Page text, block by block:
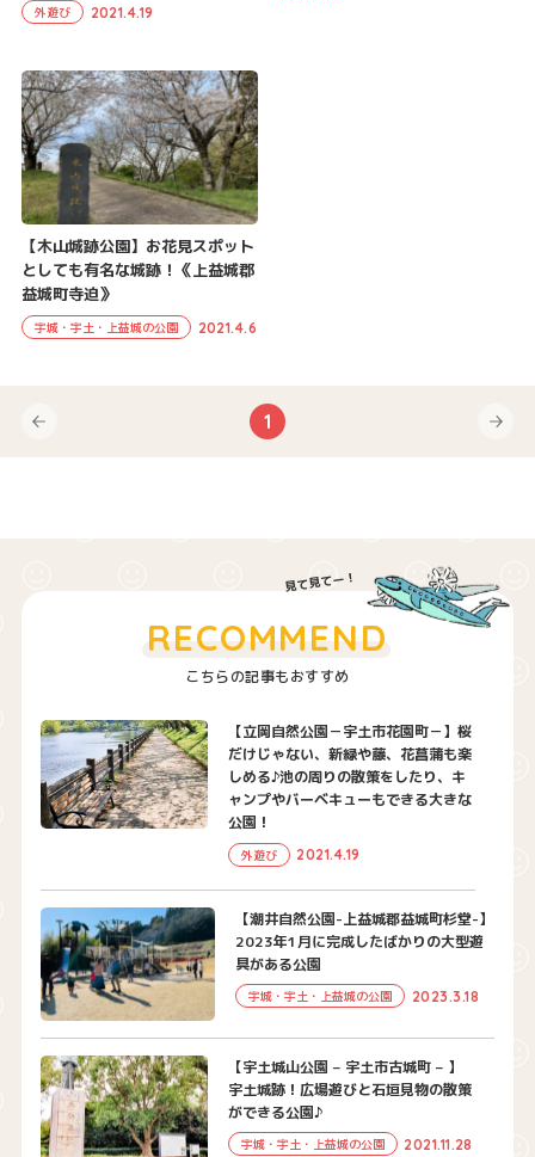
外遊び 2021.4.19
【木山城跡公園】お花見スポット
としても有名な城跡！《上益城郡
益城町寺迫》
宇城・宇土・上益城の公園 2021.4.6
1
こちらの記事もおすすめ
RECOMMEND
【立岡自然公園－宇土市花園町－】桜
だけじゃない、新緑や藤、花菖蒲も楽
しめる♪池の周りの散策をしたり、キ
ャンプやバーベキューもできる大きな
公園！
外遊び 2021.4.19
【潮井自然公園-上益城郡益城町杉堂-】
2023年1月に完成したばかりの大型遊
具がある公園
宇城・宇土・上益城の公園 2023.3.18
【宇土城山公園 – 宇土市古城町 – 】
宇土城跡！広場遊びと石垣見物の散策
ができる公園♪
宇城・宇土・上益城の公園 2021.11.28